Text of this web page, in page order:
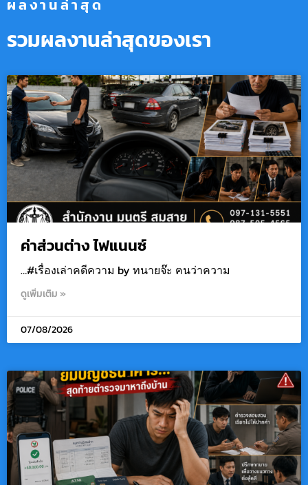
ผลงานล่าสุด
รวมผลงานล่าสุดของเรา
ค่าส่วนต่าง ไฟแนนซ์
…#เรื่องเล่าคดีความ by ทนายจ๊ะ ฅนว่าความ
ดูเพิ่มเติม »
07/08/2026